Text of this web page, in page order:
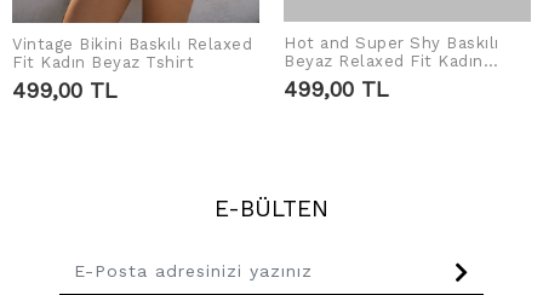
SEPETE EKLE
Vintage Bikini Baskılı Relaxed
Fit Kadın Beyaz Tshirt
499,00 TL
SEPETE EKLE
Hot and Super Shy Baskılı
Beyaz Relaxed Fit Kadın
Tshirt
499,00 TL
E-BÜLTEN